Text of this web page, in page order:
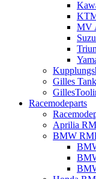
MV
Gilles
Racemodeparts
Aprilia
BMW